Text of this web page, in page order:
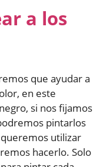
a los
que ayudar a
en este
si nos fijamos
pintarlos
utilizar
hacerlo. Solo